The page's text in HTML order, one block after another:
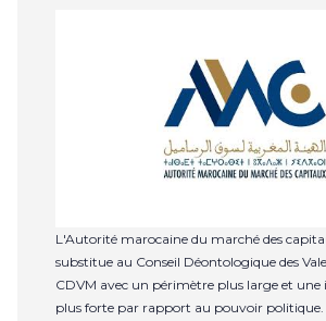
L'Autorité marocaine du marché des
substitue au Conseil Déontologique des
CDVM avec un périmètre plus large et une
plus forte par rapport au pouvoir politique.